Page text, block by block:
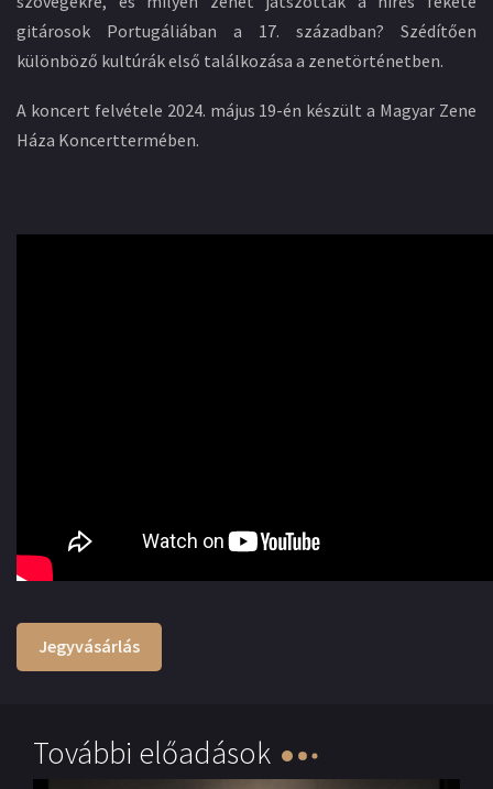
gitárosok Portugáliában a 17. században? Szédítően
különböző kultúrák első találkozása a zenetörténetben.
A koncert felvétele 2024. május 19-én készült a Magyar Zene
Háza Koncerttermében.
Jegyvásárlás
További előadások